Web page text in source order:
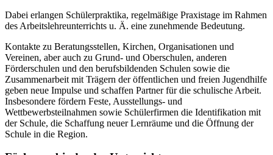
Dabei erlangen Schülerpraktika, regelmäßige Praxistage im Rahmen
des Arbeitslehreunterrichts u. Ä. eine zunehmende Bedeutung.
Kontakte zu Beratungsstellen, Kirchen, Organisationen und
Vereinen, aber auch zu Grund- und Oberschulen, anderen
Förderschulen und den berufsbildenden Schulen sowie die
Zusammenarbeit mit Trägern der öffentlichen und freien Jugendhilfe
geben neue Impulse und schaffen Partner für die schulische Arbeit.
Insbesondere fördern Feste, Ausstellungs- und
Wettbewerbsteilnahmen sowie Schülerfirmen die Identifikation mit
der Schule, die Schaffung neuer Lernräume und die Öffnung der
Schule in die Region.